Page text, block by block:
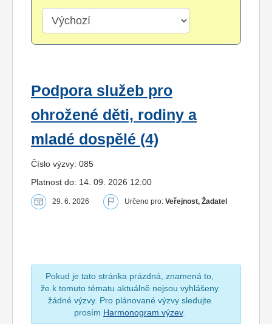
Podpora služeb pro
ohrožené děti, rodiny a
mladé dospělé (4)
Číslo výzvy: 085
Platnost do: 14. 09. 2026 12:00
29. 6. 2026 Určeno pro: Veřejnost, Žadatel
Pokud je tato stránka prázdná, znamená to,
že k tomuto tématu aktuálně nejsou vyhlášeny
žádné výzvy. Pro plánované výzvy sledujte
prosím Harmonogram výzev.